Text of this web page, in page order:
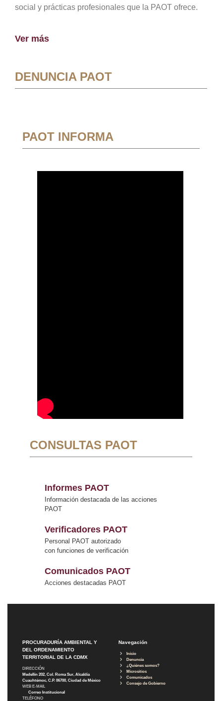
social y prácticas profesionales que la PAOT ofrece.
Ver más
DENUNCIA PAOT
PAOT INFORMA
CONSULTAS PAOT
Informes PAOT
Información destacada de las acciones
PAOT
Verificadores PAOT
Personal PAOT autorizado
con funciones de verificación
Comunicados PAOT
Acciones destacadas PAOT
PROCURADURÍA AMBIENTAL Y
DEL ORDENAMIENTO
TERRITORIAL DE LA CDMX
DIRECCIÓN
Medellín 202, Col. Roma Sur, Alcaldía
Cuauhtémoc, C.P. 06700, Ciudad de México
WEB E-MAIL
Correo Institucional
TELÉFONO
Navegación
Inicio
Denuncia
¿Quiénes somos?
Micrositios
Comunicados
Consejo de Gobierno